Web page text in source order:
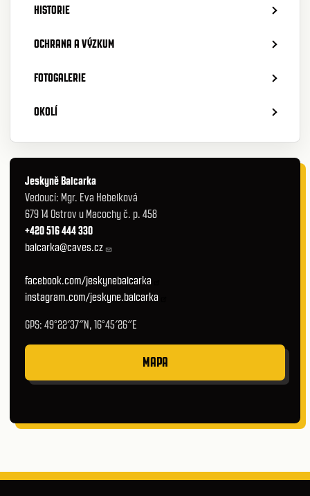
HISTORIE
OCHRANA A VÝZKUM
FOTOGALERIE
OKOLÍ
Jeskyně Balcarka
Vedoucí: Mgr. Eva Hebelková
679 14 Ostrov u Macochy č. p. 458
+420 516 444 330
balcarka@caves.cz
facebook.com/jeskynebalcarka
instagram.com/jeskyne.balcarka
GPS: 49°22′37″N, 16°45′26″E
MAPA